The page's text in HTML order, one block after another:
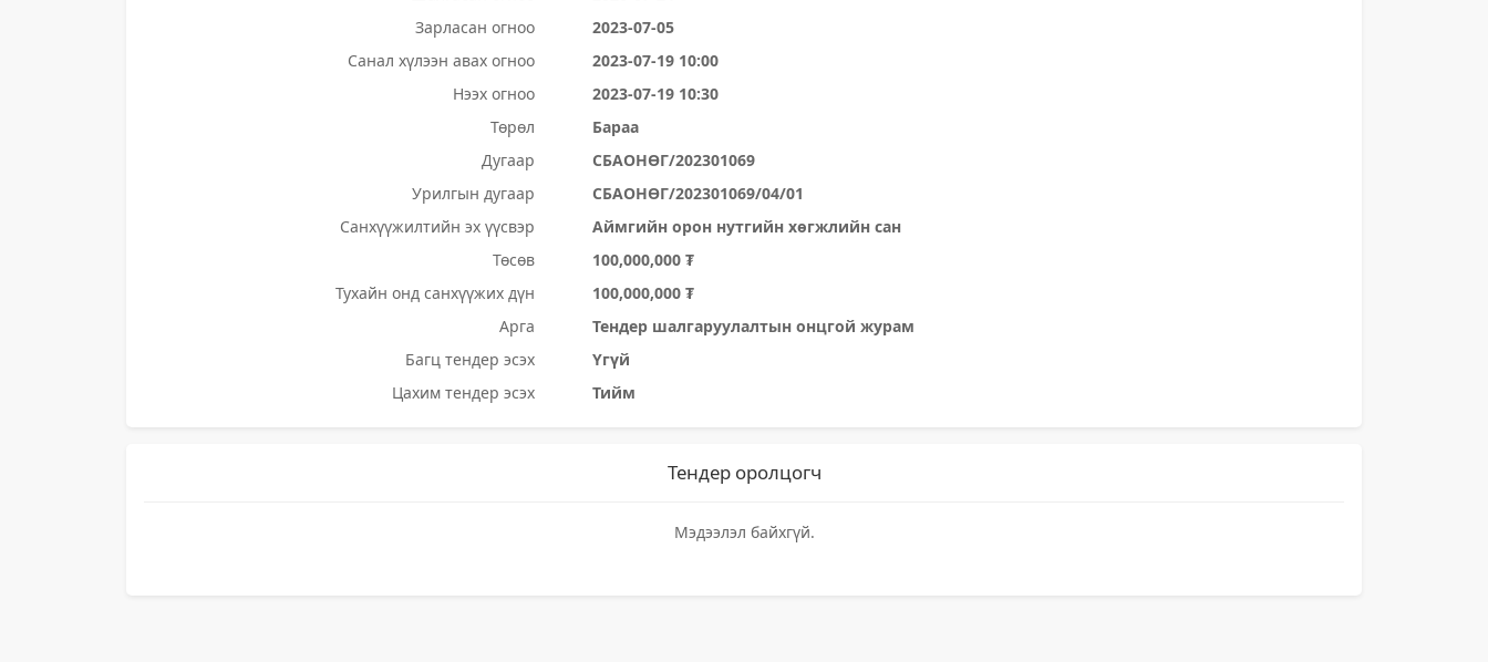
Зарласан огноо
2023-07-05
Санал хүлээн авах огноо
2023-07-19 10:00
Нээх огноо
2023-07-19 10:30
Төрөл
Бараа
Дугаар
СБАОНӨГ/202301069
Урилгын дугаар
СБАОНӨГ/202301069/04/01
Санхүүжилтийн эх үүсвэр
Аймгийн орон нутгийн хөгжлийн сан
Төсөв
100,000,000 ₮
Тухайн онд санхүүжих дүн
100,000,000 ₮
Арга
Тендер шалгаруулалтын онцгой журам
Багц тендер эсэх
Үгүй
Цахим тендер эсэх
Тийм
Тендер оролцогч
Мэдээлэл байхгүй.